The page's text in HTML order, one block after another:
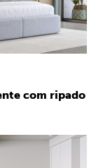
com ripado